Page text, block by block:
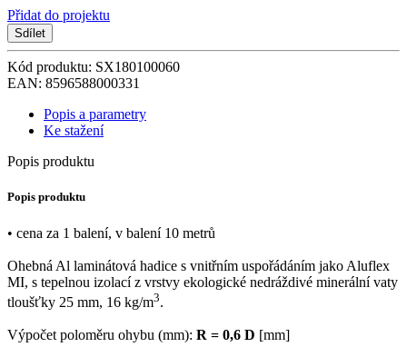
Přidat do projektu
Sdílet
Kód produktu: SX180100060
EAN: 8596588000331
Popis a parametry
Ke stažení
Popis produktu
Popis produktu
• cena za 1 balení, v balení 10 metrů
Ohebná Al laminátová hadice s vnitřním uspořádáním jako Aluflex
MI, s tepelnou izolací z vrstvy ekologické nedráždivé minerální vaty
tloušťky 25 mm, 16 kg/m3.
Výpočet poloměru ohybu (mm): R = 0,6 D [mm]